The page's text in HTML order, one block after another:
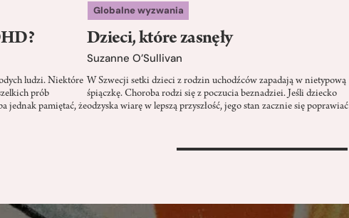
ludzi. Niektóre
prób
jednak pamiętać, że
Globalne wyzwania
Dzieci, które zasnęły
Suzanne O’Sullivan
W Szwecji setki dzieci z rodzin uchodźców zapadają w nietypową
śpiączkę. Choroba rodzi się z poczucia beznadziei. Jeśli dziecko
odzyska wiarę w lepszą przyszłość, jego stan zacznie się poprawiać
>